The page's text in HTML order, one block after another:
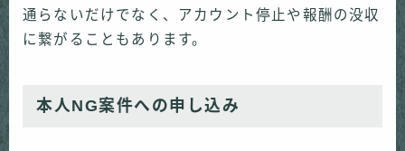
通らないだけでなく、アカウント停止や報酬の没収
に繋がることもあります。
本人NG案件への申し込み